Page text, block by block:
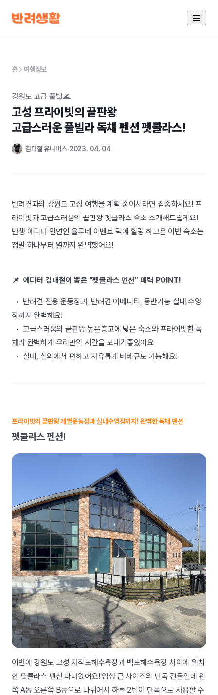
홈 여행정보
강원도 고급 풀빌🌊
고성 프라이빗의 끝판왕
고급스러운 풀빌라 독채 펜션 펫클라스!
김대철 유니버스 2023. 04. 04
반려견과의 강원도 고성 여행을 계획 중이시라면 집중하세요! 프
라이빗과 고급스러움의 끝판왕 펫클라스 숙소 소개해드릴게요!
반생 에디터 인연인 율무네 이벤트 덕에 힐링 하고온 이번 숙소는
정말 하나부터 열까지 완벽했어요!
📌 에디터 김대철이 뽑은 "펫클라스 펜션" 매력 POINT!
• 반려견 전용 운동장과, 반려견 어메니티, 동반가능 실내 수영
장까지 완벽해요!
• 고급스러움의 끝판왕 높은층고에 넓은 숙소와 프라이빗한 독
채라 완벽하게 우리만의 시간을 보내기좋았어요
• 실내, 실외에서 편하고 자유롭게 바베큐도 가능해요!
프라이빗의 끝판왕 개별운동장과 실내수영장까지! 완벽한 독채 펜션
펫클라스 펜션!
이번에 강원도 고성 자작도해수욕장과 백도해수욕장 사이에 위치
한 펫클라스 펜션 다녀왔어요! 엄청 큰 사이즈의 단독 건물인데 왼
쪽 A동 오른쪽 B동으로 나뉘어서 하루 2팀이 단독으로 사용할 수